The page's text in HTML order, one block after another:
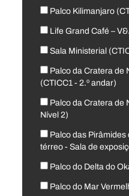
Palco Kilimanjaro
Life Grand Café –
Sala Ministerial
Palco da Cratera de
(CTICC1 - 2.º andar)
Palco da Cratera de
Nível 2)
Palco das
térreo - Sala de
Palco do Delta do
Palco do Mar